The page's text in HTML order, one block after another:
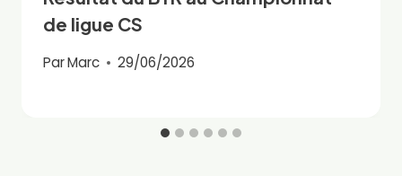
de ligue CS
ParMarc 29/06/2026